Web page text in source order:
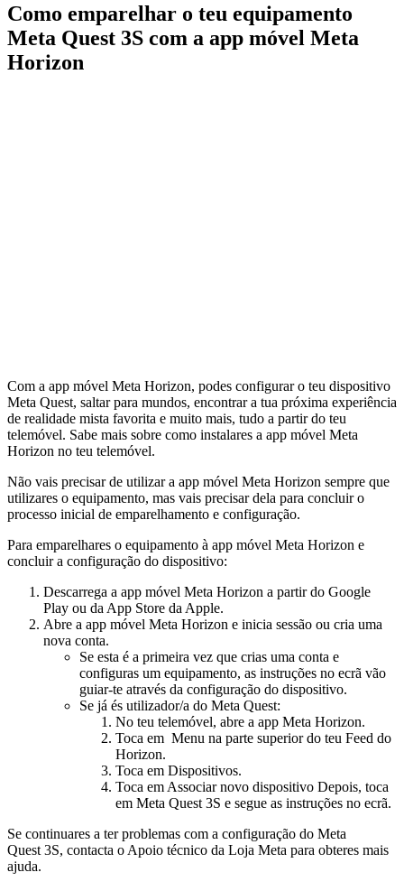
Como emparelhar o teu equipamento
Meta Quest 3S com a app móvel Meta
Horizon
Com a app móvel Meta Horizon, podes configurar o teu dispositivo
Meta Quest, saltar para mundos, encontrar a tua próxima experiência
de realidade mista favorita e muito mais, tudo a partir do teu
telemóvel. Sabe mais sobre como instalares a app móvel Meta
Horizon no teu telemóvel.
Não vais precisar de utilizar a app móvel Meta Horizon sempre que
utilizares o equipamento, mas vais precisar dela para concluir o
processo inicial de emparelhamento e configuração.
Para emparelhares o equipamento à app móvel Meta Horizon e
concluir a configuração do dispositivo:
Descarrega a app móvel Meta Horizon a partir do Google
Play ou da App Store da Apple.
Abre a app móvel Meta Horizon e inicia sessão ou cria uma
nova conta.
Se esta é a primeira vez que crias uma conta e
configuras um equipamento, as instruções no ecrã vão
guiar-te através da configuração do dispositivo.
Se já és utilizador/a do Meta Quest:
No teu telemóvel, abre a app Meta Horizon.
Toca em Menu na parte superior do teu Feed do
Horizon.
Toca em Dispositivos.
Toca em Associar novo dispositivo Depois, toca
em Meta Quest 3S e segue as instruções no ecrã.
Se continuares a ter problemas com a configuração do Meta
Quest 3S, contacta o Apoio técnico da Loja Meta para obteres mais
ajuda.